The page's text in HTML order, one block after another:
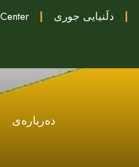
| دلَنيايى جورى |
دەربارەی